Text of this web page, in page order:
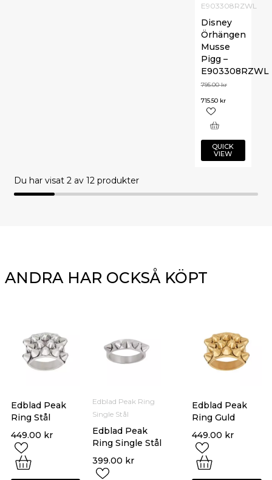
E903308RZWL
Disney
Örhängen
Musse
Pigg –
E903308RZWL
795.00kr
715.50 kr
QUICK
VIEW
Du har visat 2av 12 produkter
ANDRA HAR OCKSÅ KÖPT
Edblad Peak
Ring Stål
449.00 kr
Edblad Peak
Ring Guld
449.00 kr
Edblad Peak Ring
Single Stål
Edblad Peak
Ring Single Stål
399.00 kr